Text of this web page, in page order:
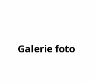
Galerie foto